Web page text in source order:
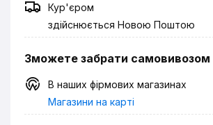
Кур'єром
здійснюється Новою Поштою
Зможете забрати самовивозом
В наших фірмових магазинах
Магазини на карті